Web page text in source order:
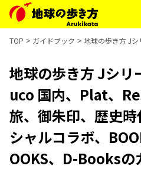
TOP ガイドブック 地球の歩き方 J
地球の歩き方 Jシ
uco 国内、Plat、
旅、御朱印、歴史時
シャルコラボ、
OOKS、D-Booksの